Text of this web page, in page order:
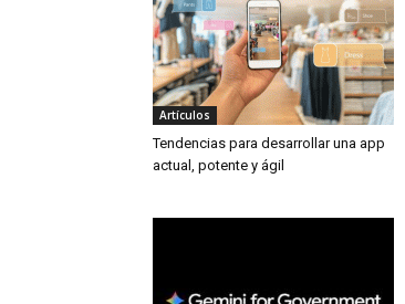
Artículos
Tendencias para desarrollar una app
actual, potente y ágil